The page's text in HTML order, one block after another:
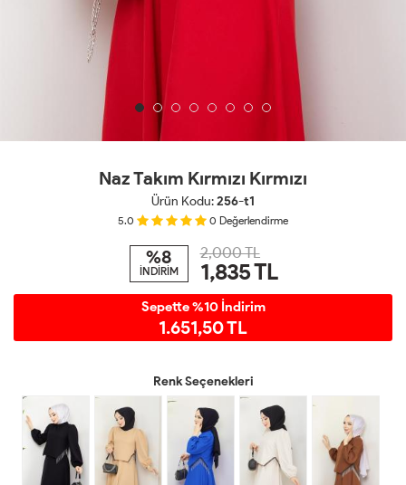
Naz Takım Kırmızı Kırmızı
Ürün Kodu:256-t1
5.0 0 Değerlendirme
%8
İNDİRİM
2,000 TL
1,835TL
Sepette %10 İndirim
1.651,50 TL
Renk Seçenekleri